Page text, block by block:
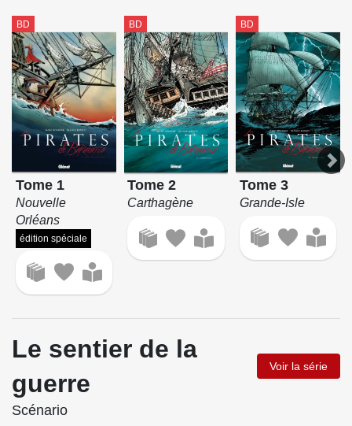
BD
Tome 1
Nouvelle
Orléans
édition spéciale
BD
Tome 2
Carthagène
BD
Tome 3
Grande-Isle
Le sentier de la
guerre
Voir la série
Scénario